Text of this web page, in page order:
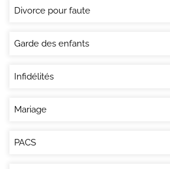
Divorce pour faute
Garde des enfants
Infidélités
Mariage
PACS